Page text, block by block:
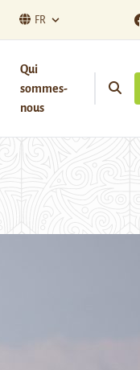
FR
Qui
sommes-
nous